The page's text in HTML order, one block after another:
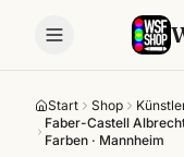
Start Shop
Faber-Castell
Farben · Mannheim